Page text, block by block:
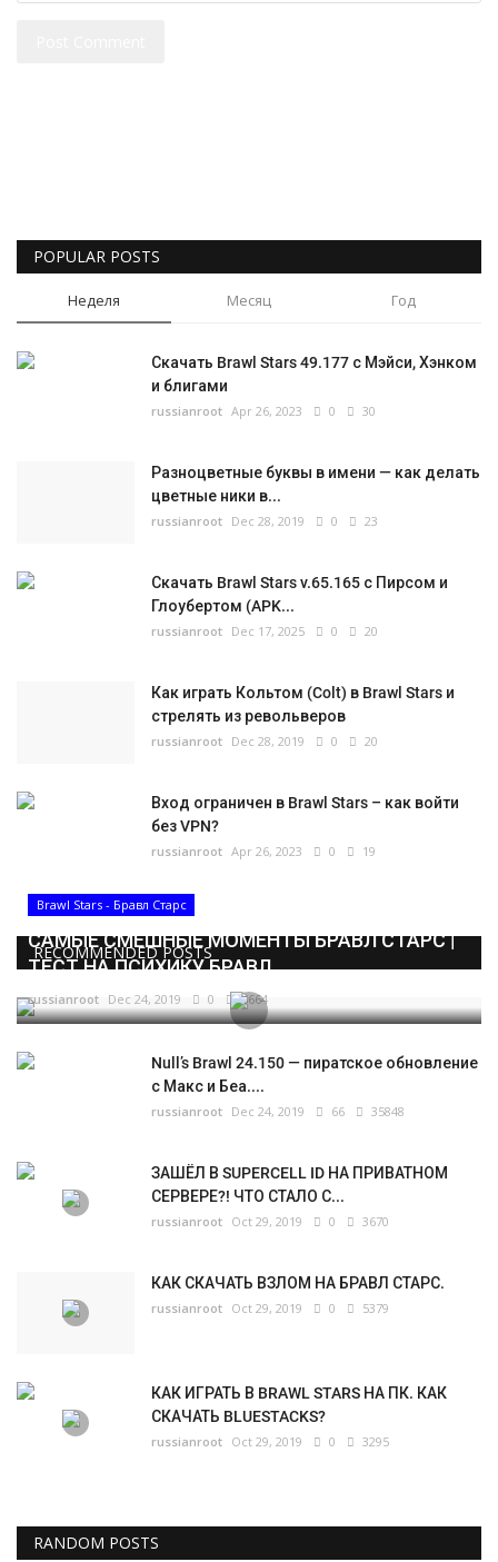
POPULAR POSTS
Неделя Месяц Год
Скачать Brawl Stars 49.177 с Мэйси, Хэнком
и блигами
russianroot Apr 26, 2023 0 30
Разноцветные буквы в имени — как делать
цветные ники в...
russianroot Dec 28, 2019 0 23
Скачать Brawl Stars v.65.165 с Пирсом и
Глоубертом (APK...
russianroot Dec 17, 2025 0 20
Как играть Кольтом (Colt) в Brawl Stars и
стрелять из револьверов
russianroot Dec 28, 2019 0 20
Вход ограничен в Brawl Stars – как войти
без VPN?
russianroot Apr 26, 2023 0 19
RECOMMENDED POSTS
Brawl Stars - Бравл Старс
САМЫЕ СМЕШНЫЕ МОМЕНТЫ БРАВЛ СТАРС |
ТЕСТ НА ПСИХИКУ БРАВЛ...
russianroot Dec 24, 2019 0 5664
Null’s Brawl 24.150 — пиратское обновление
с Макс и Беа....
russianroot Dec 24, 2019 66 35848
ЗАШЁЛ В SUPERCELL ID НА ПРИВАТНОМ
СЕРВЕРЕ?! ЧТО СТАЛО С...
russianroot Oct 29, 2019 0 3670
КАК СКАЧАТЬ ВЗЛОМ НА БРАВЛ СТАРС.
russianroot Oct 29, 2019 0 5379
КАК ИГРАТЬ В BRAWL STARS НА ПК. КАК
СКАЧАТЬ BLUESTACKS?
russianroot Oct 29, 2019 0 3295
RANDOM POSTS